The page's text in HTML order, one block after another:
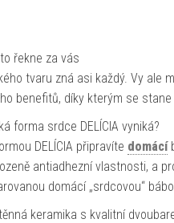
řekne za vás
tvaru zná asi každý. Vy ale
benefitů, díky kterým se
forma srdce DELÍCIA vyniká?
DELÍCIA připravíte domácí
antiadhezní vlastnosti, a
domácí „srdcovou“
keramika s kvalitní